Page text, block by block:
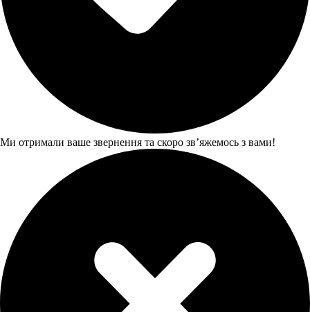
Ми отримали ваше звернення та скоро звʼяжемось з вами!